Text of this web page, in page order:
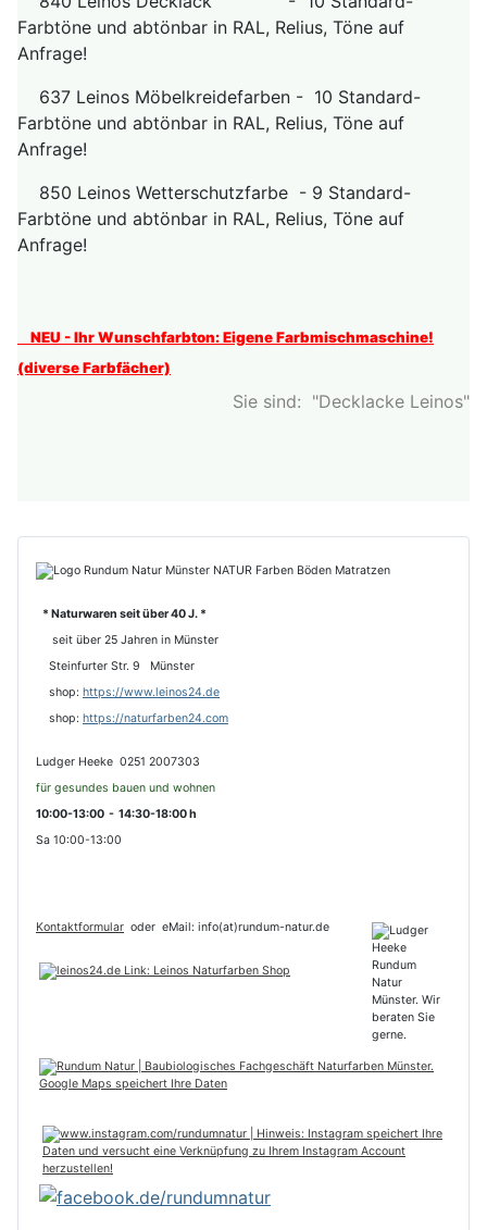
Farbtöne und abtönbar in RAL, Relius, Töne auf
Anfrage!
637 Leinos Möbelkreidefarben - 10 Standard-
Farbtöne und abtönbar in RAL, Relius, Töne auf
Anfrage!
850 Leinos Wetterschutzfarbe - 9 Standard-
Farbtöne und abtönbar in RAL, Relius, Töne auf
Anfrage!
NEU - Ihr Wunschfarbton: Eigene Farbmischmaschine!
(diverse Farbfächer)
Sie sind: "Decklacke Leinos"
* Naturwaren seit über 40 J. *
seit über 25 Jahren in Münster
Steinfurter Str. 9 Münster
shop: https://www.leinos24.de
shop: https://naturfarben24.com
Ludger Heeke 0251 2007303
für gesundes bauen und wohnen
10:00-13:00 - 14:30-18:00 h
Sa 10:00-13:00
Kontaktformular oder eMail: info(at)rundum-natur.de